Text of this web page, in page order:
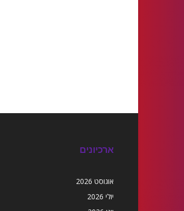
ארכיונים
אוגוסט 2026
יולי 2026